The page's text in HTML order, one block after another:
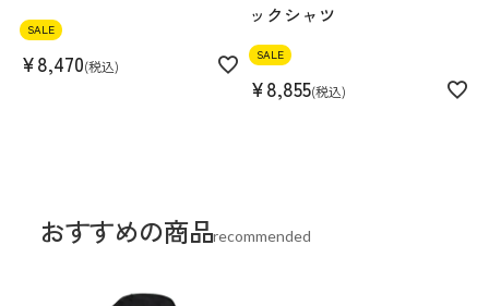
SALE
¥8,470 税込
ックシャツ
SALE
¥8,855 税込
おすすめの商品recommended